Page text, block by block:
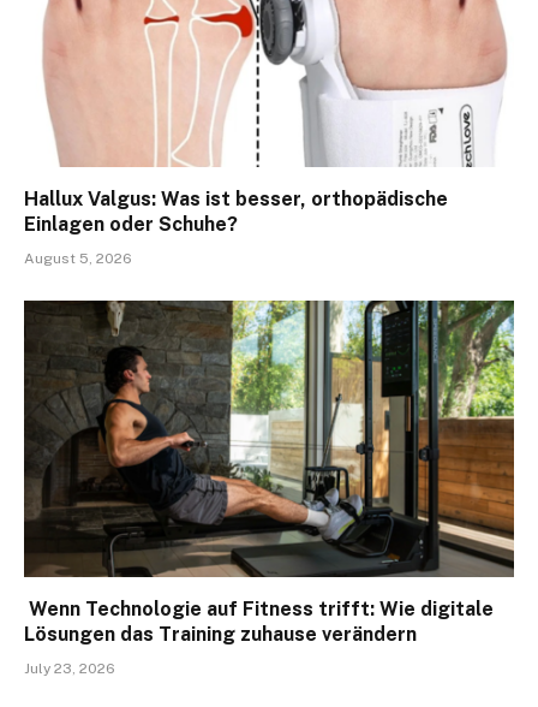
Hallux Valgus: Was ist besser, orthopädische
Einlagen oder Schuhe?
August 5, 2026
Wenn Technologie auf Fitness trifft: Wie digitale
Lösungen das Training zuhause verändern
July 23, 2026